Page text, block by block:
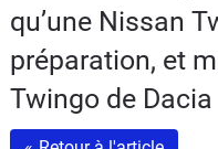
Guide
d'achat
Electriques
qu’une Nissan
préparation, et
Twingo de Dacia